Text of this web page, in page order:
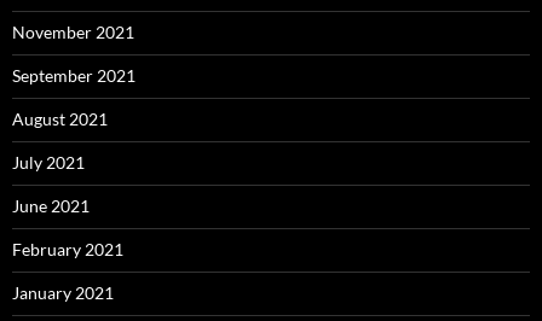
November 2021
September 2021
August 2021
July 2021
June 2021
February 2021
January 2021